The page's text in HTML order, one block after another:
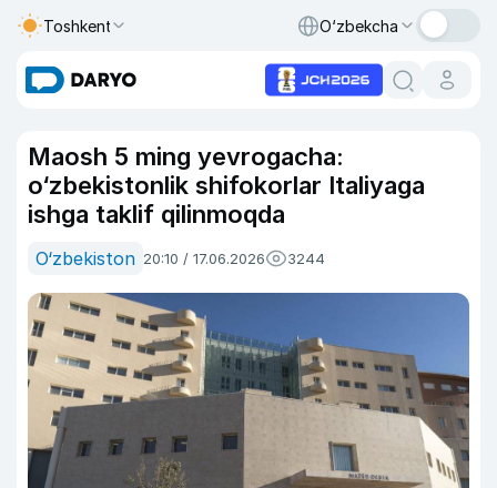
Toshkent O‘zbekcha
Maosh 5 ming yevrogacha:
o‘zbekistonlik shifokorlar Italiyaga
ishga taklif qilinmoqda
O‘zbekiston 20:10 / 17.06.2026 3244